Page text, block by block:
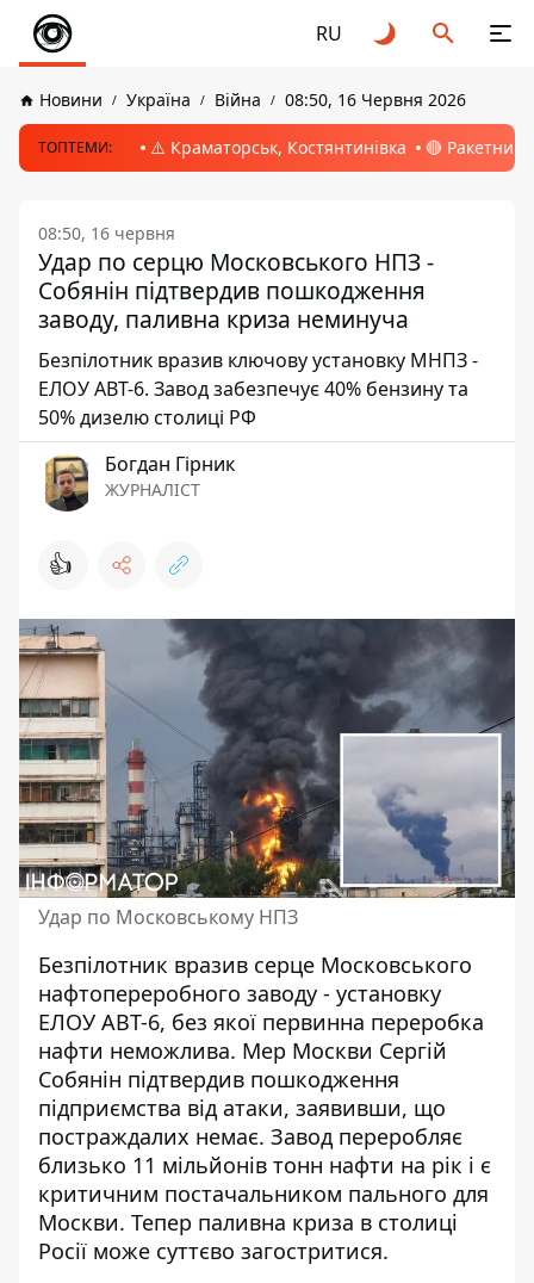
RU
Новини Україна Війна 08:50, 16 Червня 2026
ТОПТЕМИ: ⚠️ Краматорськ, Костянтинівка 🔴 Ракетний
08:50, 16 червня
Удар по серцю Московського НПЗ -
Собянін підтвердив пошкодження
заводу, паливна криза неминуча
Безпілотник вразив ключову установку МНПЗ -
ЕЛОУ АВТ-6. Завод забезпечує 40% бензину та
50% дизелю столиці РФ
Богдан Гірник
ЖУРНАЛІСТ
👍
Удар по Московському НПЗ
Безпілотник вразив серце Московського
нафтопереробного заводу - установку
ЕЛОУ АВТ-6, без якої первинна переробка
нафти неможлива. Мер Москви Сергій
Собянін підтвердив пошкодження
підприємства від атаки, заявивши, що
постраждалих немає. Завод переробляє
близько 11 мільйонів тонн нафти на рік і є
критичним постачальником пального для
Москви. Тепер паливна криза в столиці
Росії може суттєво загостритися.